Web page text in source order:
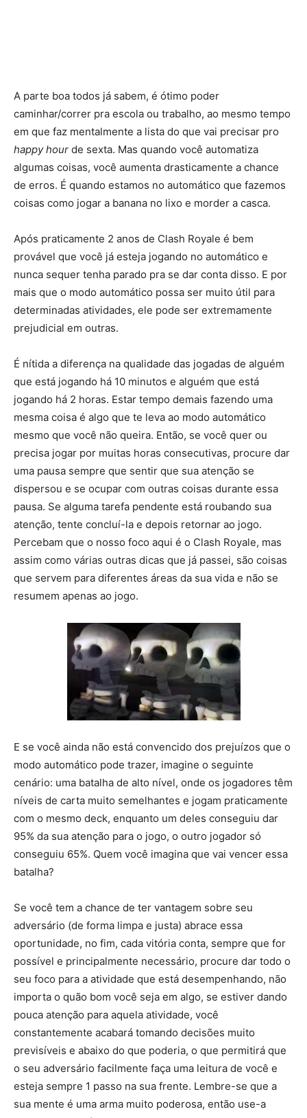
A parte boa todos já sabem, é ótimo poder
caminhar/correr pra escola ou trabalho, ao mesmo tempo
em que faz mentalmente a lista do que vai precisar pro
happy hour de sexta. Mas quando você automatiza
algumas coisas, você aumenta drasticamente a chance
de erros. É quando estamos no automático que fazemos
coisas como jogar a banana no lixo e morder a casca.
Após praticamente 2 anos de Clash Royale é bem
provável que você já esteja jogando no automático e
nunca sequer tenha parado pra se dar conta disso. E por
mais que o modo automático possa ser muito útil para
determinadas atividades, ele pode ser extremamente
prejudicial em outras.
É nítida a diferença na qualidade das jogadas de alguém
que está jogando há 10 minutos e alguém que está
jogando há 2 horas. Estar tempo demais fazendo uma
mesma coisa é algo que te leva ao modo automático
mesmo que você não queira. Então, se você quer ou
precisa jogar por muitas horas consecutivas, procure dar
uma pausa sempre que sentir que sua atenção se
dispersou e se ocupar com outras coisas durante essa
pausa. Se alguma tarefa pendente está roubando sua
atenção, tente concluí-la e depois retornar ao jogo.
Percebam que o nosso foco aqui é o Clash Royale, mas
assim como várias outras dicas que já passei, são coisas
que servem para diferentes áreas da sua vida e não se
resumem apenas ao jogo.
E se você ainda não está convencido dos prejuízos que o
modo automático pode trazer, imagine o seguinte
cenário: uma batalha de alto nível, onde os jogadores têm
níveis de carta muito semelhantes e jogam praticamente
com o mesmo deck, enquanto um deles conseguiu dar
95% da sua atenção para o jogo, o outro jogador só
conseguiu 65%. Quem você imagina que vai vencer essa
batalha?
Se você tem a chance de ter vantagem sobre seu
adversário (de forma limpa e justa) abrace essa
oportunidade, no fim, cada vitória conta, sempre que for
possível e principalmente necessário, procure dar todo o
seu foco para a atividade que está desempenhando, não
importa o quão bom você seja em algo, se estiver dando
pouca atenção para aquela atividade, você
constantemente acabará tomando decisões muito
previsíveis e abaixo do que poderia, o que permitirá que
o seu adversário facilmente faça uma leitura de você e
esteja sempre 1 passo na sua frente. Lembre-se que a
sua mente é uma arma muito poderosa, então use-a